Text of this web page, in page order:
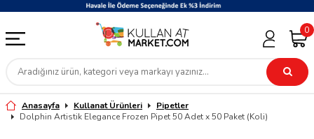
0
Anasayfa Kullanat Ürünleri
Pipetler
Dolphin Artistik Elegance Frozen Pipet 50 Adet x 50 Paket (Koli)